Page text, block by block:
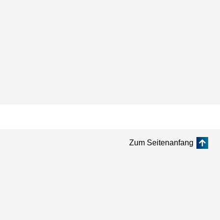
Zum Seitenanfang